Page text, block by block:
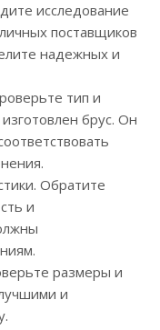
исследование
поставщиков
надежных и
тип и
брус. Он
Обратите
и
размеры и
и